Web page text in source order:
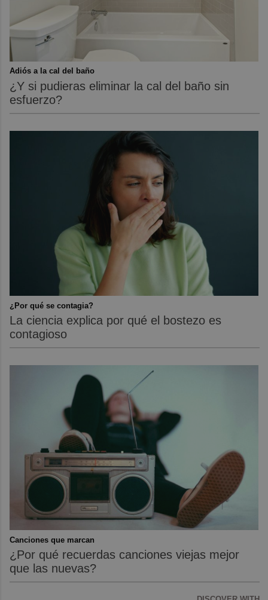
Adiós a la cal del baño
¿Y si pudieras eliminar la cal del baño sin
esfuerzo?
¿Por qué se contagia?
La ciencia explica por qué el bostezo es
contagioso
Canciones que marcan
¿Por qué recuerdas canciones viejas mejor
que las nuevas?